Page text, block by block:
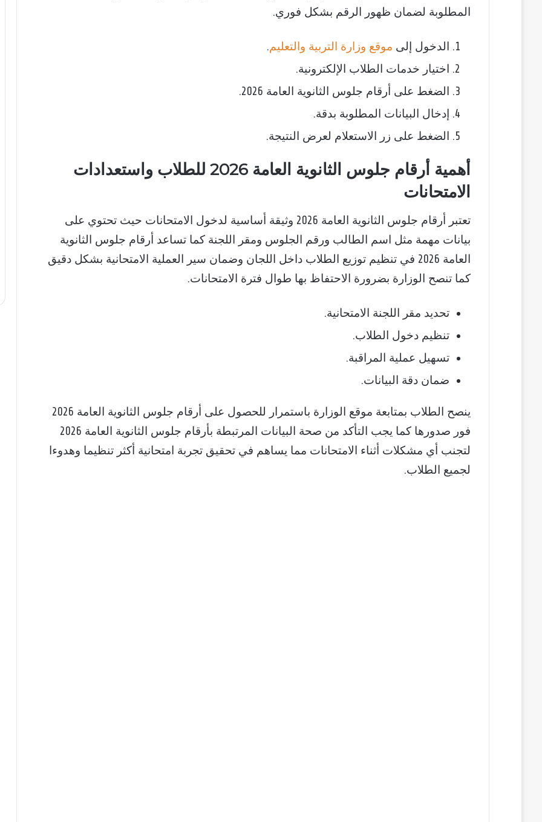
المطلوبة لضمان ظهور الرقم بشكل فوري.
الدخول إلى موقع وزارة التربية والتعليم.
اختيار خدمات الطلاب الإلكترونية.
الضغط على أرقام جلوس الثانوية العامة 2026.
إدخال البيانات المطلوبة بدقة.
الضغط على زر الاستعلام لعرض النتيجة.
أهمية أرقام جلوس الثانوية العامة 2026 للطلاب واستعدادات
الامتحانات
تعتبر أرقام جلوس الثانوية العامة 2026 وثيقة أساسية لدخول الامتحانات حيث تحتوي على
بيانات مهمة مثل اسم الطالب ورقم الجلوس ومقر اللجنة كما تساعد أرقام جلوس الثانوية
العامة 2026 في تنظيم توزيع الطلاب داخل اللجان وضمان سير العملية الامتحانية بشكل دقيق
كما تنصح الوزارة بضرورة الاحتفاظ بها طوال فترة الامتحانات.
تحديد مقر اللجنة الامتحانية.
تنظيم دخول الطلاب.
تسهيل عملية المراقبة.
ضمان دقة البيانات.
ينصح الطلاب بمتابعة موقع الوزارة باستمرار للحصول على أرقام جلوس الثانوية العامة 2026
فور صدورها كما يجب التأكد من صحة البيانات المرتبطة بأرقام جلوس الثانوية العامة 2026
لتجنب أي مشكلات أثناء الامتحانات مما يساهم في تحقيق تجربة امتحانية أكثر تنظيما وهدوءا
لجميع الطلاب.